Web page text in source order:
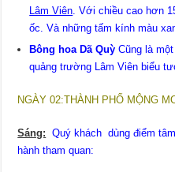
Lâm Viên . Với chiều cao hơn
ốc. Và những tấm kính màu
Bông hoa Dã Quỳ Cũng là một
quảng trường Lâm Viên biểu
NGÀY 02:THÀNH PHỐ MỘNG
Sáng:
Quý khách dùng điểm
hành tham quan: